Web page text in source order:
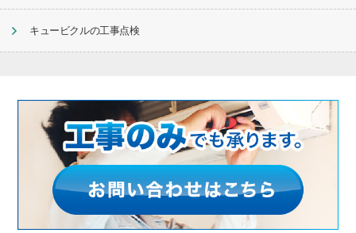
キュービクルの工事点検